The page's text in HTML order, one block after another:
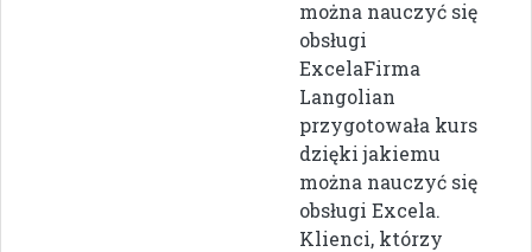
można nauczyć się
obsługi
ExcelaFirma
Langolian
przygotowała kurs
dzięki jakiemu
można nauczyć się
obsługi Excela.
Klienci, którzy